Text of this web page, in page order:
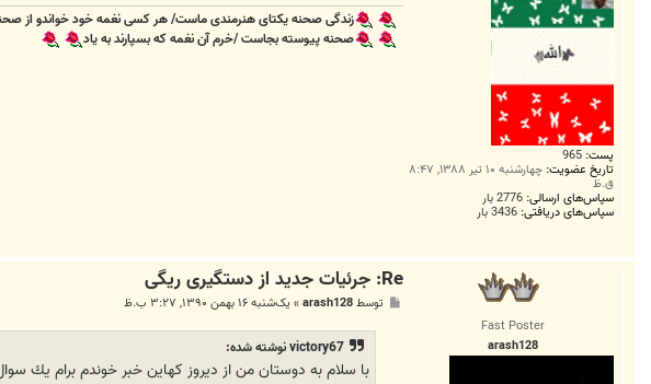
پست: 965
تاریخ عضویت: چهارشنبه ۱۰ تیر ۱۳۸۸, ۸:۴۷
ق.ظ
سپاس‌های ارسالی: 2776 بار
سپاس‌های دریافتی: 3436 بار
زندگی صحنه یکتای هنرمندی ماست/ هر کسی نغمه خود خواندو از
صحنه پیوسته بجاست /خرم آن نغمه که بسپارند به یاد
Fast Poster
arash128
Re: جرئیات جدید از دستگیری ریگی
توسطarash128
» یک‌شنبه ۱۶ بهمن ۱۳۹۰, ۳:۲۷ ب.ظ
victory67 نوشته شده:
با سلام به دوستان من از ديروز كهاين خبر خوندم برام يك سوال پيش اومد .مگه ميشه به يك هواپيما 200 تير